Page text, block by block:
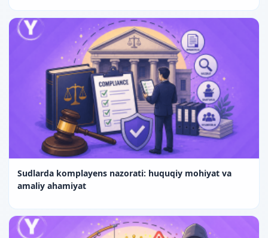
Sudlarda komplayens nazorati: huquqiy mohiyat va
amaliy ahamiyat